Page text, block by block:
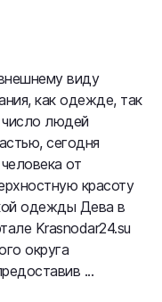
виду
как одежде, так
людей
сегодня
от
красоту
одежды Дева в
Krasnodar24.su
округа
...